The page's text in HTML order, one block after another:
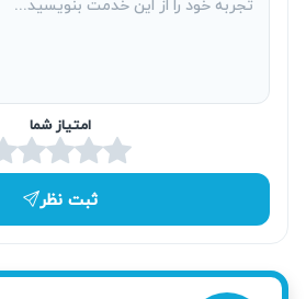
امتیاز شما
ثبت نظر